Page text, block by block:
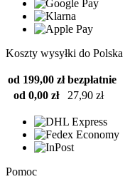
Koszty wysyłki do Polska
od 199,00 zł bezpłatnie
od 0,00 zł
27,90 zł
Pomoc